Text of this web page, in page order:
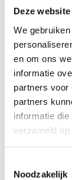
Deze
We
en om ons
informatie
partners voor
partners
informatie
verzameld op
Noodzakelijk
BUREAU
Zwaar
verstelbaar.
Hoogte 54 cm
Diameter